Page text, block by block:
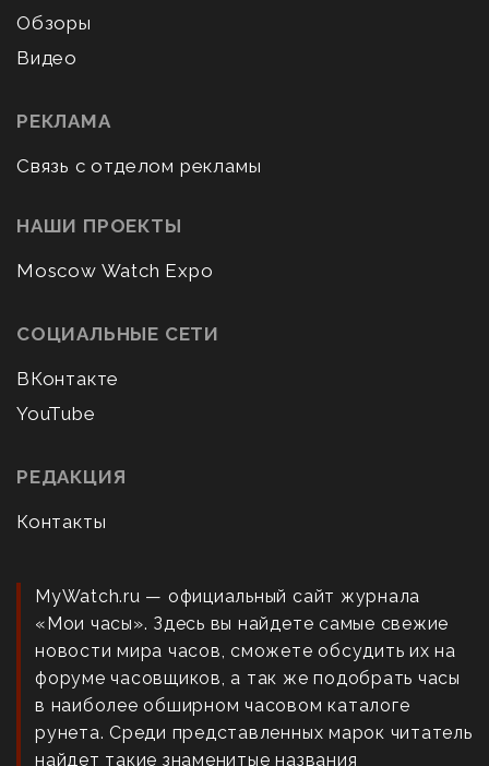
Обзоры
Видео
РЕКЛАМА
Связь с отделом рекламы
НАШИ ПРОЕКТЫ
Moscow Watch Expo
СОЦИАЛЬНЫЕ СЕТИ
ВКонтакте
YouTube
РЕДАКЦИЯ
Контакты
MyWatch.ru — официальный сайт журнала
«Мои часы». Здесь вы найдете самые свежие
новости мира часов, сможете обсудить их на
форуме часовщиков, а так же подобрать часы
в наиболее обширном часовом каталоге
рунета. Среди представленных марок читатель
найдет такие знаменитые названия